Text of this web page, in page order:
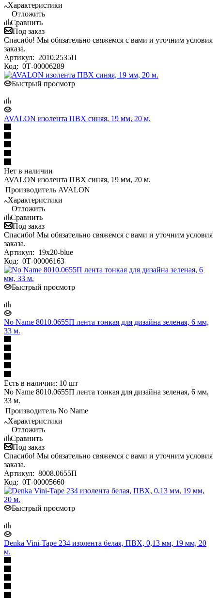
Характеристики
Отложить
Сравнить
Под заказ
Спасибо! Мы обязательно свяжемся с вами и уточним условия
заказа.
Артикул: 2010.2535П
Код: 0Т-00006289
Быстрый просмотр
AVALON изолента ПВХ синяя, 19 мм, 20 м.
Нет в наличии
AVALON изолента ПВХ синяя, 19 мм, 20 м.
Производитель AVALON
Характеристики
Отложить
Сравнить
Под заказ
Спасибо! Мы обязательно свяжемся с вами и уточним условия
заказа.
Артикул: 19x20-blue
Код: 0Т-00006163
Быстрый просмотр
No Name 8010.0655П лента тонкая для дизайна зеленая, 6 мм,
33 м.
Есть в наличии: 10 шт
No Name 8010.0655П лента тонкая для дизайна зеленая, 6 мм,
33 м.
Производитель No Name
Характеристики
Отложить
Сравнить
Под заказ
Спасибо! Мы обязательно свяжемся с вами и уточним условия
заказа.
Артикул: 8008.0655П
Код: 0Т-00005660
Быстрый просмотр
Denka Vini-Tape 234 изолента белая, ПВХ, 0,13 мм, 19 мм, 20
м.